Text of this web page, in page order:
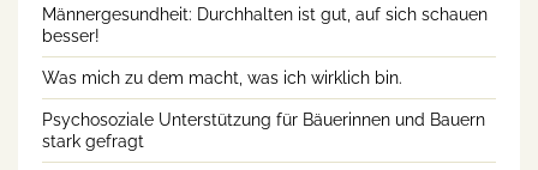
Männergesundheit: Durchhalten ist gut, auf sich schauen
besser!
Was mich zu dem macht, was ich wirklich bin.
Psychosoziale Unterstützung für Bäuerinnen und Bauern
stark gefragt